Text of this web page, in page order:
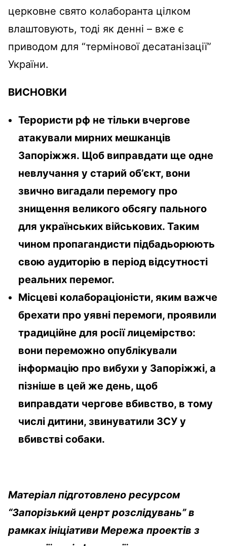
церковне свято колаборанта цілком
влаштовують, тоді як денні – вже є
приводом для “термінової десатанізації”
України.
ВИСНОВКИ
Терористи рф не тільки вчергове
атакували мирних мешканців
Запоріжжя. Щоб виправдати ще одне
невлучання у старий об’єкт, вони
звично вигадали перемогу про
знищення великого обсягу пального
для українських військових. Таким
чином пропагандисти підбадьорюють
свою аудиторію в період відсутності
реальних перемог.
Місцеві колабораціоністи, яким важче
брехати про уявні перемоги, проявили
традиційне для росії лицемірство:
вони переможно опублікували
інформацію про вибухи у Запоріжжі, а
пізніше в цей же день, щоб
виправдати чергове вбивство, в тому
числі дитини, звинуватили ЗСУ у
вбивстві собаки.
Матеріал підготовлено ресурсом
“Запорізький ценрт розслідувань” в
рамках ініціативи Мережа проектів з